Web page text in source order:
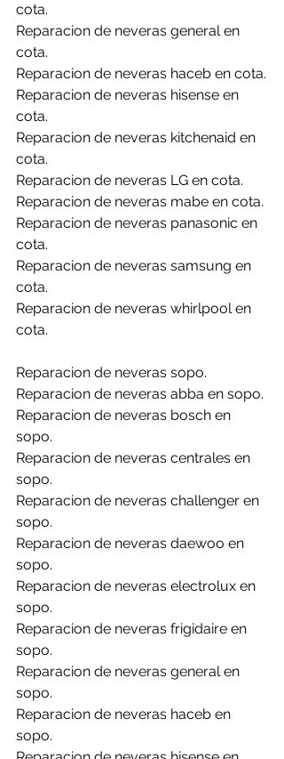
cota.
Reparacion de neveras general en
cota.
Reparacion de neveras haceb en cota.
Reparacion de neveras hisense en
cota.
Reparacion de neveras kitchenaid en
cota.
Reparacion de neveras LG en cota.
Reparacion de neveras mabe en cota.
Reparacion de neveras panasonic en
cota.
Reparacion de neveras samsung en
cota.
Reparacion de neveras whirlpool en
cota.
Reparacion de neveras sopo.
Reparacion de neveras abba en sopo.
Reparacion de neveras bosch en
sopo.
Reparacion de neveras centrales en
sopo.
Reparacion de neveras challenger en
sopo.
Reparacion de neveras daewoo en
sopo.
Reparacion de neveras electrolux en
sopo.
Reparacion de neveras frigidaire en
sopo.
Reparacion de neveras general en
sopo.
Reparacion de neveras haceb en
sopo.